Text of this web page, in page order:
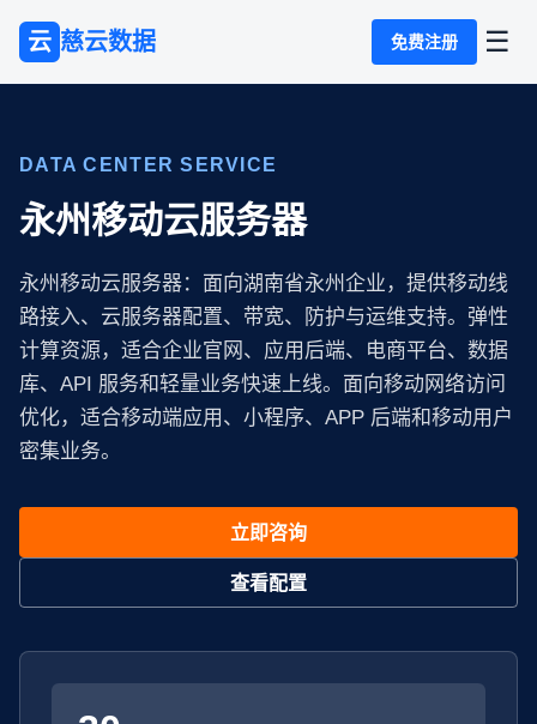
云 慈云数据 免费注册 ☰
DATA CENTER SERVICE
永州移动云服务器
永州移动云服务器：面向湖南省永州企业，提供移动线
路接入、云服务器配置、带宽、防护与运维支持。弹性
计算资源，适合企业官网、应用后端、电商平台、数据
库、API 服务和轻量业务快速上线。面向移动网络访问
优化，适合移动端应用、小程序、APP 后端和移动用户
密集业务。
立即咨询
查看配置